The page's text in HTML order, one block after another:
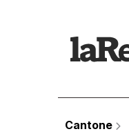
Cantone